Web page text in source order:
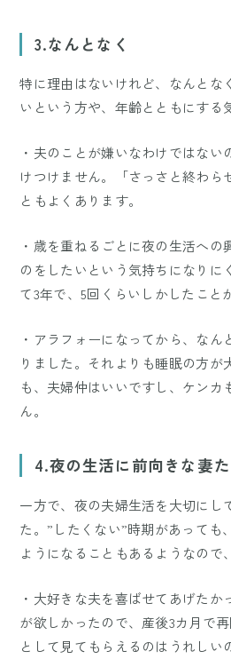
3.なんとなく
特に理由はないけれど、なんとな
いという方や、年齢とともにする
・夫のことが嫌いなわけではない
けつけません。「さっさと終わら
ともよくあります。
・歳を重ねるごとに夜の生活への
のをしたいという気持ちになりに
て3年で、5回くらいしかしたこと
・アラフォーになってから、なん
りました。それよりも睡眠の方が
も、夫婦仲はいいですし、ケンカ
ん。
4.夜の生活に前向きな妻た
一方で、夜の夫婦生活を大切にし
た。”したくない”時期があっても
ようになることもあるようなので
・大好きな夫を喜ばせてあげたか
が欲しかったので、産後3カ月で
として見てもらえるのはうれしい